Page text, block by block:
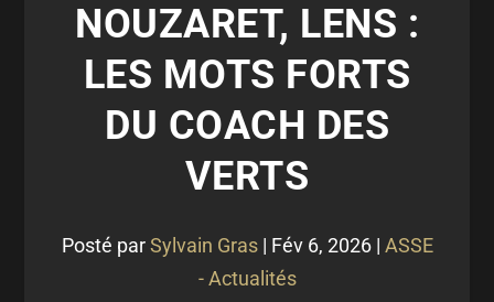
NOUZARET, LENS :
LES MOTS FORTS
DU COACH DES
VERTS
Posté parSylvain Gras| Fév 6, 2026| ASSE
- Actualités